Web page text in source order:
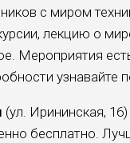
с миром
лекцию о
Ме­роприятия
узнавайте
(ул. Ирининская,
бесплатно.